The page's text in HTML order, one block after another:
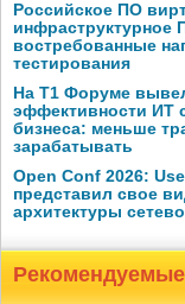
Российское ПО
инфраструктурное
востребованные
тестирования
На Т1 Форуме
эффективности ИТ
бизнеса: меньше
зарабатывать
Open Conf 2026:
представил свое
архитектуры
Рекомендуемые